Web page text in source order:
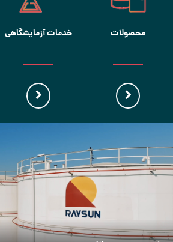
محصولات خدمات آزمایشگاهی